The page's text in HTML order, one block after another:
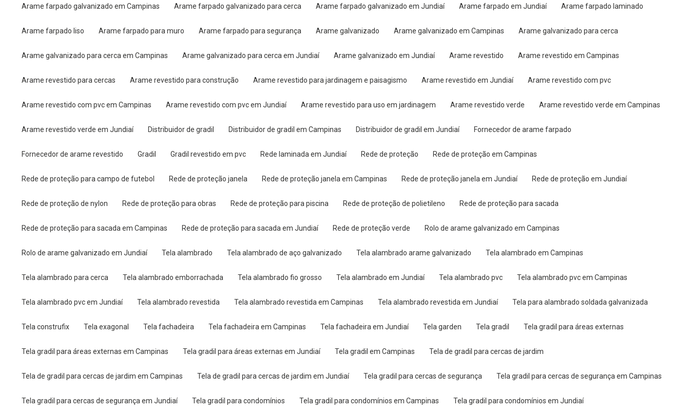
Arame farpado galvanizado em Campinas Arame farpado galvanizado para cerca Arame farpado galvanizado em Jundiaí Arame farpado em Jundiaí Arame farpado laminado
Arame farpado liso Arame farpado para muro Arame farpado para segurança Arame galvanizado Arame galvanizado em Campinas Arame galvanizado para cerca
Arame galvanizado para cerca em Campinas Arame galvanizado para cerca em Jundiaí Arame galvanizado em Jundiaí Arame revestido Arame revestido em Campinas
Arame revestido para cercas Arame revestido para construção Arame revestido para jardinagem e paisagismo Arame revestido em Jundiaí Arame revestido com pvc
Arame revestido com pvc em Campinas Arame revestido com pvc em Jundiaí Arame revestido para uso em jardinagem Arame revestido verde Arame revestido verde em Campinas
Arame revestido verde em Jundiaí Distribuidor de gradil Distribuidor de gradil em Campinas Distribuidor de gradil em Jundiaí Fornecedor de arame farpado
Fornecedor de arame revestido Gradil Gradil revestido em pvc Rede laminada em Jundiaí Rede de proteção Rede de proteção em Campinas
Rede de proteção para campo de futebol Rede de proteção janela Rede de proteção janela em Campinas Rede de proteção janela em Jundiaí Rede de proteção em Jundiaí
Rede de proteção de nylon Rede de proteção para obras Rede de proteção para piscina Rede de proteção de polietileno Rede de proteção para sacada
Rede de proteção para sacada em Campinas Rede de proteção para sacada em Jundiaí Rede de proteção verde Rolo de arame galvanizado em Campinas
Rolo de arame galvanizado em Jundiaí Tela alambrado Tela alambrado de aço galvanizado Tela alambrado arame galvanizado Tela alambrado em Campinas
Tela alambrado para cerca Tela alambrado emborrachada Tela alambrado fio grosso Tela alambrado em Jundiaí Tela alambrado pvc Tela alambrado pvc em Campinas
Tela alambrado pvc em Jundiaí Tela alambrado revestida Tela alambrado revestida em Campinas Tela alambrado revestida em Jundiaí Tela para alambrado soldada galvanizada
Tela construfix Tela exagonal Tela fachadeira Tela fachadeira em Campinas Tela fachadeira em Jundiaí Tela garden Tela gradil Tela gradil para áreas externas
Tela gradil para áreas externas em Campinas Tela gradil para áreas externas em Jundiaí Tela gradil em Campinas Tela de gradil para cercas de jardim
Tela de gradil para cercas de jardim em Campinas Tela de gradil para cercas de jardim em Jundiaí Tela gradil para cercas de segurança Tela gradil para cercas de segurança em Campinas
Tela gradil para cercas de segurança em Jundiaí Tela gradil para condomínios Tela gradil para condomínios em Campinas Tela gradil para condomínios em Jundiaí